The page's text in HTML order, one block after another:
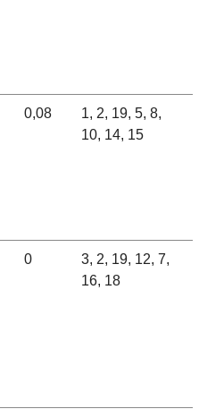
0,08
1, 2, 19, 5, 8,
10, 14, 15
0
3, 2, 19, 12, 7,
16, 18